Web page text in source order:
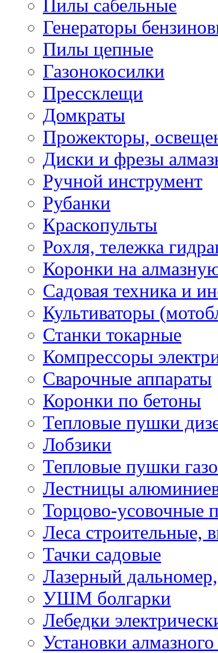
Пилы сабельные
Генераторы
Пилы цепные
Газонокосилки
Прессклещи
Домкраты
Прожекторы,
Диски и фрезы
Ручной инструмент
Рубанки
Краскопульты
Рохля, тележка
Коронки на
Садовая техника и
Культиваторы
Станки токарные
Компрессоры
Сварочные аппараты
Коронки по бетоны
Тепловые пушки
Лобзики
Тепловые пушки
Лестницы
Торцово-усовочные
Леса строительные,
Тачки садовые
Лазерный дальномер,
УШМ болгарки
Лебедки
Установки